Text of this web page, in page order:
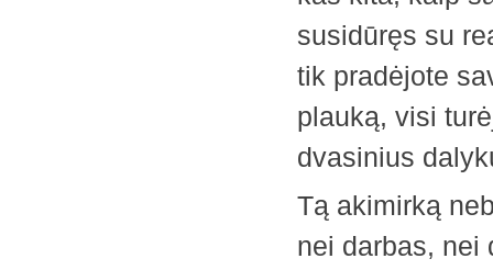
susidūręs su
tik pradėjote
plauką, visi
dvasinius
Tą akimirką
nei darbas, nei